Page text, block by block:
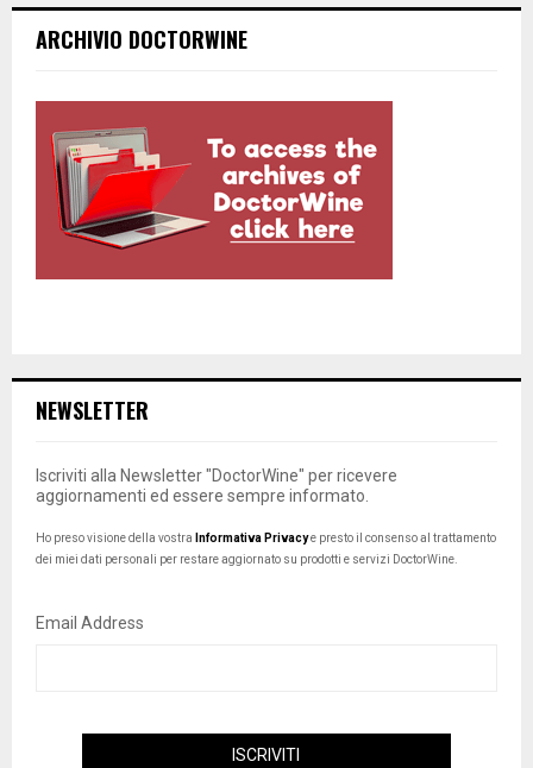
ARCHIVIO DOCTORWINE
NEWSLETTER
Iscriviti alla Newsletter "DoctorWine" per ricevere
aggiornamenti ed essere sempre informato.
Ho preso visione della vostra Informativa Privacye presto il consenso al trattamento
dei miei dati personali per restare aggiornato su prodotti e servizi DoctorWine.
Email Address